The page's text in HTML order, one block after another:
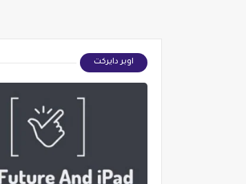
اوبر دايركت